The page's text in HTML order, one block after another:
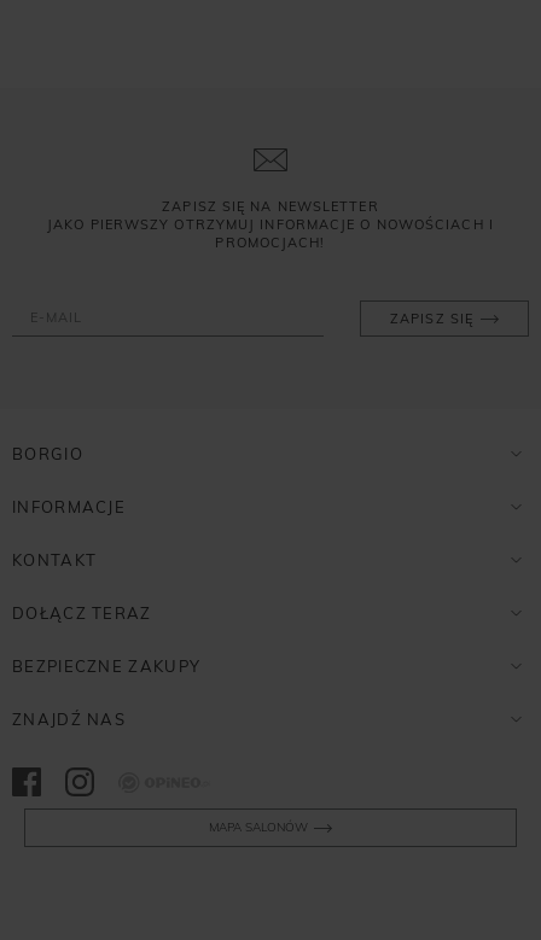
ZAPISZ SIĘ NA NEWSLETTER
JAKO PIERWSZY OTRZYMUJ INFORMACJE O NOWOŚCIACH I
PROMOCJACH!
ZAPISZ SIĘ
BORGIO
INFORMACJE
KONTAKT
DOŁĄCZ TERAZ
BEZPIECZNE ZAKUPY
ZNAJDŹ NAS
MAPA SALONÓW